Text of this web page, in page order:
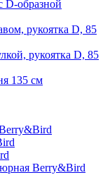
D-образной
рукоятка D, 85
рукоятка D, 85
135 см
Berry&Bird